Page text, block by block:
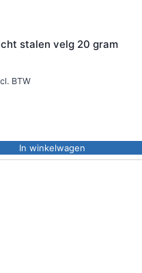
stalen velg 20 gram
BTW
In winkelwagen